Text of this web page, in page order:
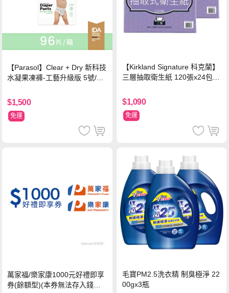
【Parasol】Clear + Dry 新科技
水凝果凍褲-工藝升級版 5號/XL
$1,500
免運
【Kirkland Signature 科克蘭】
三層抽取衛生紙 120張x24包x2
$1,090
免運
萬家福/樂家康1000元好禮即享
券(餘額型)(本券無法存入錢包
毛寶PM2.5洗衣精 制臭極淨 22
00gx3瓶